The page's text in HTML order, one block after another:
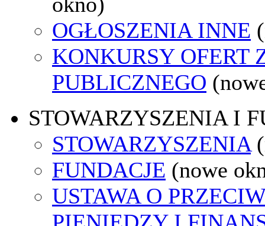
OGŁOSZENIA INNE
KONKURSY OFERT
PUBLICZNEGO
STOWARZYSZENIA I
STOWARZYSZENIA
FUNDACJE (nowe
USTAWA O